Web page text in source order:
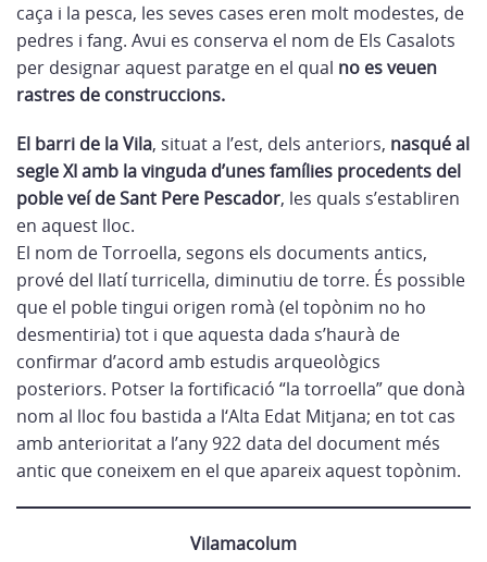
caça i la pesca, les seves cases eren molt modestes, de
pedres i fang. Avui es conserva el nom de Els Casalots
per designar aquest paratge en el qual no es veuen
rastres de construccions.
El barri de la Vila, situat a l’est, dels anteriors, nasqué al
segle XI amb la vinguda d’unes famílies procedents del
poble veí de Sant Pere Pescador, les quals s’establiren
en aquest lloc.
El nom de Torroella, segons els documents antics,
prové del llatí turricella, diminutiu de torre. És possible
que el poble tingui origen romà (el topònim no ho
desmentiria) tot i que aquesta dada s’haurà de
confirmar d’acord amb estudis arqueològics
posteriors. Potser la fortificació “la torroella” que donà
nom al lloc fou bastida a l‘Alta Edat Mitjana; en tot cas
amb anterioritat a l’any 922 data del document més
antic que coneixem en el que apareix aquest topònim.
Vilamacolum